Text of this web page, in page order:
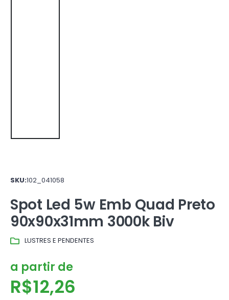
SKU:102_041058
Spot Led 5w Emb Quad Preto
90x90x31mm 3000k Biv
LUSTRES E PENDENTES
a partir de
R$12,26